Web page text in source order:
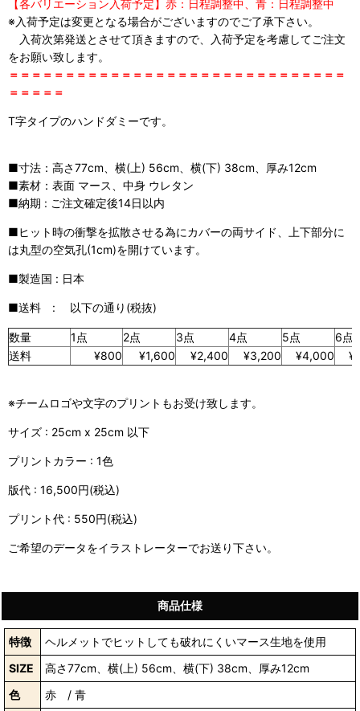
【各バリエーション入荷予定】赤：日程調整中、青：日程調整中
※入荷予定は変更となる場合がございますのでご了承下さい。
入荷次第発送とさせて頂きますので、入荷予定を考慮してご注文
をお願い致します。
＝＝＝＝＝＝＝＝＝＝＝＝＝＝＝＝＝＝＝＝＝＝＝＝＝＝＝＝＝＝
＝＝＝＝＝
T字タイプのハンドダミーです。
■寸法：高さ77cm、横(上) 56cm、横(下) 38cm、厚み12cm
■素材：表面 マース、中身 ウレタン
■納期 : ご注文確定後14日以内
■ヒット時の衝撃を拡散させる為にカバーの両サイド、上下部分に
は丸型の空気孔(1cm)を開けています。
■製造国 : 日本
■送料 : 以下の通り(税抜)
数量 1点 2点 3点 4点 5点
6点
送料
¥800 ¥1,600 ¥2,400 ¥3,200 ¥4,000
※チームロゴや文字のプリントもお受け致します。
サイズ : 25cm x 25cm 以下
プリントカラー : 1色
版代 : 16,500円(税込)
プリント代 : 550円(税込)
ご希望のデータをイラストレーターでお送り下さい。
商品仕様
特徴
ヘルメットでヒットしても破れにくいマース生地を使用
SIZE
高さ77cm、横(上) 56cm、横(下) 38cm、厚み12cm
色
赤 / 青